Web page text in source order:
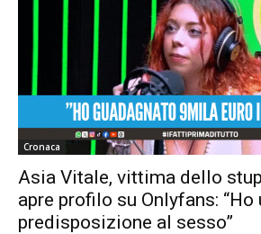
Cronaca
Asia Vitale, vittima dello
apre profilo su Onlyfans: “Ho
predisposizione al sesso”